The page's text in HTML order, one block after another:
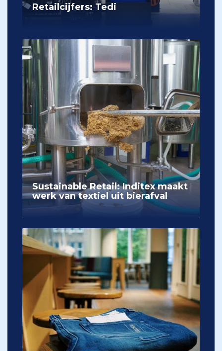
Retailcijfers: Tedi
Sustainable Retail: Inditex maakt
werk van textiel uit bierafval